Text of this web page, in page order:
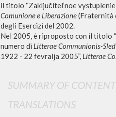
il titolo “Zaključitel’noe vystuplenie
Comunione e Liberazione(Fraternità
degli Esercizi del 2002.
Nel 2005, è riproposto con il titolo
numero di Litterae Communionis-Sled
1922 - 22 fevralja 2005”, Litterae
SUMMARY OF
TRANSLATIONS